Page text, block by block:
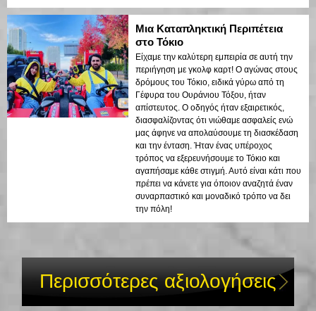
Μια Καταπληκτική Περιπέτεια
στο Τόκιο
Είχαμε την καλύτερη εμπειρία σε αυτή την
περιήγηση με γκολφ καρτ! Ο αγώνας στους
δρόμους του Τόκιο, ειδικά γύρω από τη
Γέφυρα του Ουράνιου Τόξου, ήταν
απίστευτος. Ο οδηγός ήταν εξαιρετικός,
διασφαλίζοντας ότι νιώθαμε ασφαλείς ενώ
μας άφηνε να απολαύσουμε τη διασκέδαση
και την ένταση. Ήταν ένας υπέροχος
τρόπος να εξερευνήσουμε το Τόκιο και
αγαπήσαμε κάθε στιγμή. Αυτό είναι κάτι που
πρέπει να κάνετε για όποιον αναζητά έναν
συναρπαστικό και μοναδικό τρόπο να δει
την πόλη!
Περισσότερες αξιολογήσεις